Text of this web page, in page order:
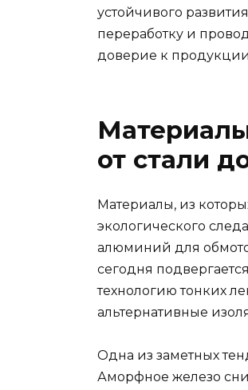
устойчивого
переработку и
доверие к
от стали
Материалы, из
экологического
алюминий для
сегодня
технологию тонких
альтернативные
Одна из заметных
Аморфное железо